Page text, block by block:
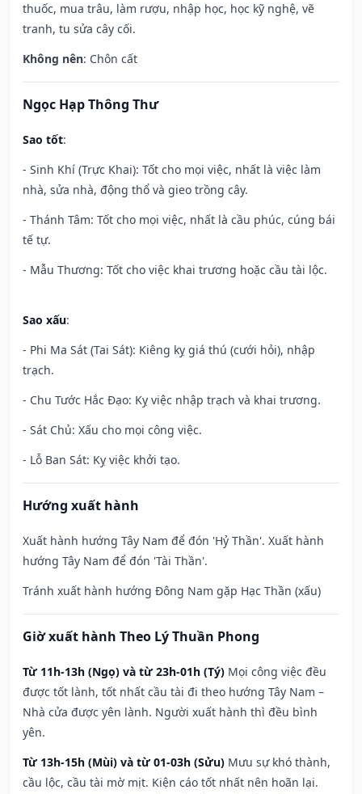
thuốc, mua trâu, làm rượu, nhập học, học kỹ nghệ, vẽ
tranh, tu sửa cây cối.
Không nên: Chôn cất
Ngọc Hạp Thông Thư
Sao tốt:
- Sinh Khí (Trực Khai): Tốt cho mọi việc, nhất là việc làm
nhà, sửa nhà, động thổ và gieo trồng cây.
- Thánh Tâm: Tốt cho mọi việc, nhất là cầu phúc, cúng bái
tế tự.
- Mẫu Thương: Tốt cho việc khai trương hoặc cầu tài lộc.
Sao xấu:
- Phi Ma Sát (Tai Sát): Kiêng kỵ giá thú (cưới hỏi), nhập
trạch.
- Chu Tước Hắc Đạo: Kỵ việc nhập trạch và khai trương.
- Sát Chủ: Xấu cho mọi công việc.
- Lỗ Ban Sát: Kỵ việc khởi tạo.
Hướng xuất hành
Xuất hành hướng Tây Nam để đón 'Hỷ Thần'. Xuất hành
hướng Tây Nam để đón 'Tài Thần'.
Tránh xuất hành hướng Đông Nam gặp Hạc Thần (xấu)
Giờ xuất hành Theo Lý Thuần Phong
Từ 11h-13h (Ngọ) và từ 23h-01h (Tý) Mọi công việc đều
được tốt lành, tốt nhất cầu tài đi theo hướng Tây Nam –
Nhà cửa được yên lành. Người xuất hành thì đều bình
yên.
Từ 13h-15h (Mùi) và từ 01-03h (Sửu) Mưu sự khó thành,
cầu lộc, cầu tài mờ mịt. Kiện cáo tốt nhất nên hoãn lại.